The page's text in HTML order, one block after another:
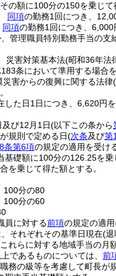
の額に100分の150を乗じて
同項の勤務1回につき、
同項の勤務1回につき、6,000
管理職員特別勤務手当の支
災害対策基本法(昭和36年法
条において準用する場合
災害からの復興に関する法律
した日1日につき、6,620円
び12月1日(以下この条から
規則で定める日(次条及び第
条第6項の規定の適用を受け
基礎額に100分の126.25を
を乗じて得た額とする。
分の80
分の60
員に対する前項の規定の適用
それぞれその基準日現在(退
れらに対する地域手当の月
であるものについては、 前
務の級等を考慮して町長